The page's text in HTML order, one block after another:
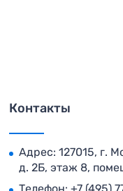
Контакты
Адрес: 127015, г.
д. 2Б, этаж 8,